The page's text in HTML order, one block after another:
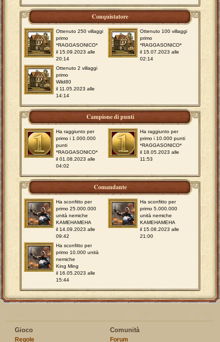
Conquistatore
Ottenuto 250 villaggi
primo
*RAGGASONICO*
il 15.09.2023 alle
20:14
Ottenuto 100 villaggi
primo
*RAGGASONICO*
il 15.07.2023 alle
02:14
Ottenuto 2 villaggi
primo
Wild80
il 11.05.2023 alle
14:14
Campione di punti
Ha raggiunto per
primo i 1.000.000
punti
*RAGGASONICO*
il 01.08.2023 alle
04:02
Ha raggiunto per
primo i 10.000 punti
*RAGGASONICO*
il 18.05.2023 alle
11:53
Comandante
Ha sconfitto per
primo 25.000.000
unità nemiche
KAMEHAMEHA
il 14.09.2023 alle
09:42
Ha sconfitto per
primo 5.000.000
unità nemiche
KAMEHAMEHA
il 15.08.2023 alle
21:00
Ha sconfitto per
primo 10.000 unità
nemiche
King Ming
il 16.05.2023 alle
15:44
Gioco
Regole
Comunità
Forum